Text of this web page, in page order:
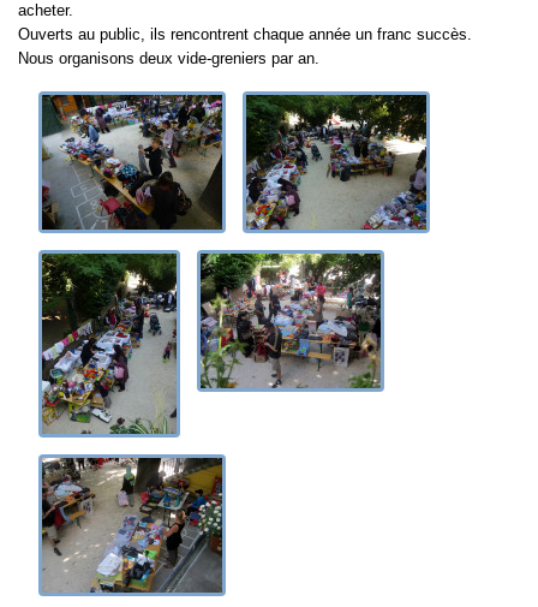
acheter.
Ouverts au public, ils rencontrent chaque année un franc succès.
Nous organisons deux vide-greniers par an.